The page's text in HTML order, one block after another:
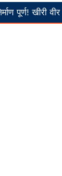
में भंडारा आज